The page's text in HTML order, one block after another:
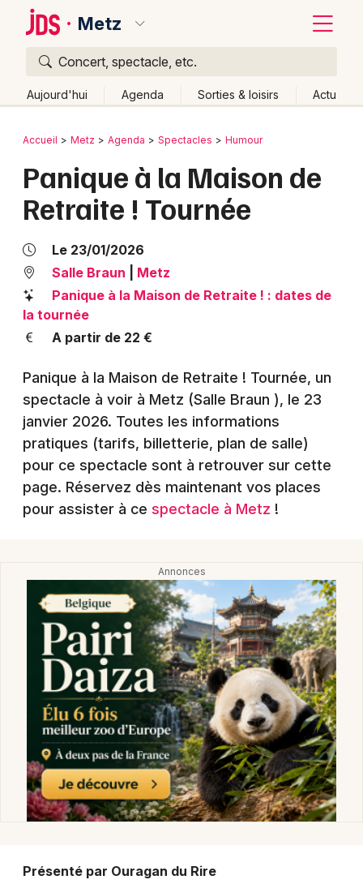
Metz
Concert, spectacle, etc.
Aujourd'hui Agenda Sorties & loisirs Actu
Publier un événement
Grands événements
Activité & Expérience
Manifestations
Spectacles
Concerts
Sports
Soirées
Expos
Sorties & loisirs
Humour en Moselle
Humour en Lorraine
Humour dans le Grand Est
Bordeaux
Colmar
Lyon
Marseille
Mulhouse
Montpellier
Nantes
Nice
Paris
Strasbourg
Retour
Accueil Metz Agenda Spectacles Humour
Panique à la Maison de
Retraite ! Tournée
Le 23/01/2026
Salle Braun
Metz
Panique à la Maison de Retraite ! : dates de
la tournée
A partir de 22 €
Panique à la Maison de Retraite ! Tournée, un
spectacle à voir à Metz (Salle Braun ), le 23
janvier 2026. Toutes les informations
pratiques (tarifs, billetterie, plan de salle)
pour ce spectacle sont à retrouver sur cette
page. Réservez dès maintenant vos places
pour assister à ce spectacle à Metz !
Présenté par Ouragan du Rire
Quoi ?
Où ?
Près de moi
Changer de lieu
Quand ?
Effacer les dates
Aujourd'hui
Demain